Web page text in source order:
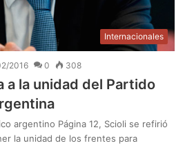
Internacionales
2016 0 308
a la unidad del Partido
argentino Página 12, Scioli se refirió
la unidad de los frentes para